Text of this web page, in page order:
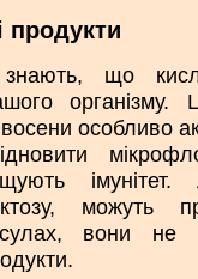
продукти
що
особливо
можуть
вони не